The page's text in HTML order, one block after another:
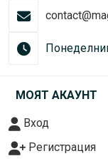
МОЯТ АКАУНТ
Вход
Регистрация